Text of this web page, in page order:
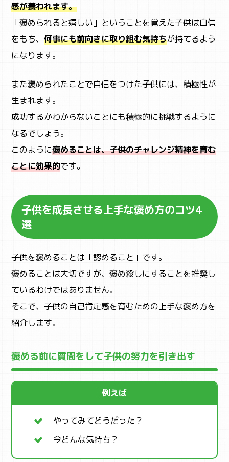
アクティビティ検索
ACTIVITY
感が養われます。
「褒められると嬉しい」ということを覚えた子供は自信
をもち、何事にも前向きに取り組む気持ちが持てるよう
になります。
また褒められたことで自信をつけた子供には、積極性が
生まれます。
成功するかわからないことにも積極的に挑戦するように
なるでしょう。
このように褒めることは、子供のチャレンジ精神を育む
ことに効果的です。
子供を成長させる上手な褒め方のコツ4
選
子供を褒めることは「認めること」です。
褒めることは大切ですが、褒め殺しにすることを推奨し
ているわけではありません。
そこで、子供の自己肯定感を育むための上手な褒め方を
紹介します。
褒める前に質問をして子供の努力を引き出す
例えば
やってみてどうだった？
今どんな気持ち？